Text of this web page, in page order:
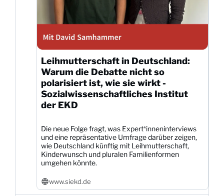
Leihmutterschaft in Deutschland:
Warum die Debatte nicht so
polarisiert ist, wie sie wirkt -
Sozialwissenschaftliches Institut
der EKD
Die neue Folge fragt, was Expert*inneninterviews
und eine repräsentative Umfrage darüber zeigen,
wie Deutschland künftig mit Leihmutterschaft,
Kinderwunsch und pluralen Familienformen
umgehen könnte.
www.siekd.de